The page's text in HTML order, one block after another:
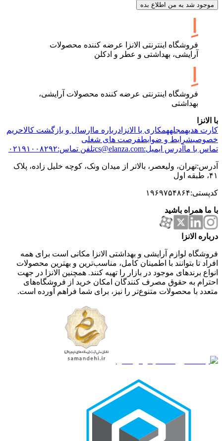
موجود شد به من اطلاع بده
فروشگاه اینترنتی الانزا عرضه کننده محصولات
آرایشی، بهداشتی و عطر و ادکلن
فروشگاه اینترنتی عرضه کننده محصولات آرایشی،
بهداشتی
با الانزا
کارت هدیهمجلههمکاری با الانزا درباره ما ارسال و بازگشت کالاحریم
خصوصیشرایط و ضوابطفرصت های شغلی
تماس با ما آدرس ایمیل:cs@elanza.com تلفن تماس:۰۲۱۹۱۰۰۸۲۹۲
آدرس:تهران، ولیعصر، بالاتر از میدان ونک، کوچه خلیل زاده، پلاک
۴۱، طبقه اول
کدپستی:۱۹۶۹۷۵۴۸۶۴
با ما همراه باشید
درباره الانزا
فروشگاه لوازم آرایشی و بهداشتی الانزا مکانی است برای همه
افراد تا بتوانند با اطمینان کامل، مناسب‌ترین و بهترین محصولات
انواع برندهای موجود در بازار را تهیه کنند. همچنین الانزا در جهت
احترام به حقوق مصرف کنندگان امکان خرید از فروشگاه‌های
متعدد با محصولات متنوع‌تر را نیز، برای شما فراهم آورده است.